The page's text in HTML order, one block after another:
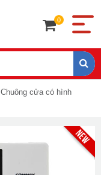
0
Chuông cửa có hình